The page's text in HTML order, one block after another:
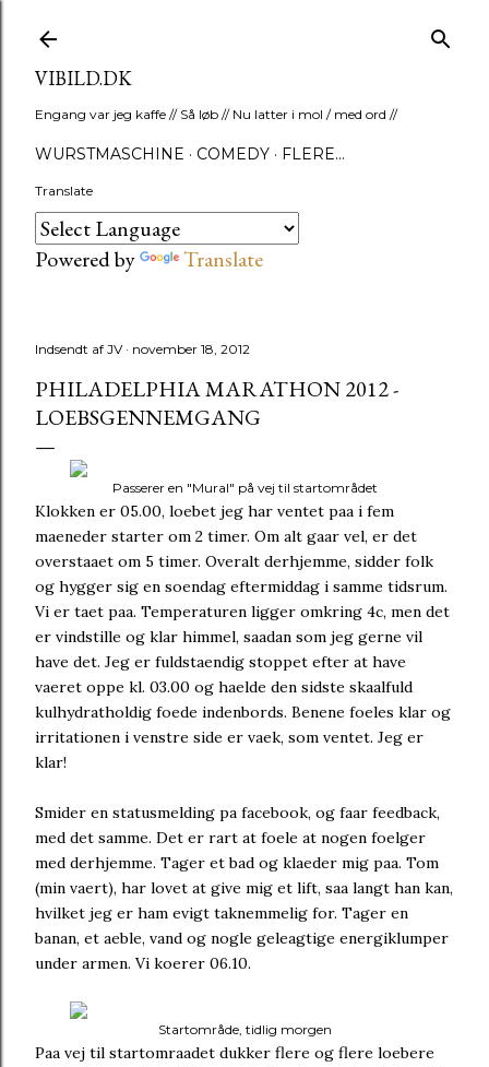
VIBILD.DK
Engang var jeg kaffe // Så løb // Nu latter i mol / med ord //
WURSTMASCHINE COMEDY FLERE…
Translate
Powered by Translate
Indsendt af JV november 18, 2012
PHILADELPHIA MARATHON 2012 -
LOEBSGENNEMGANG
Passerer en "Mural" på vej til startområdet
Klokken er 05.00, loebet jeg har ventet paa i fem
maeneder starter om 2 timer. Om alt gaar vel, er det
overstaaet om 5 timer. Overalt derhjemme, sidder folk
og hygger sig en soendag eftermiddag i samme tidsrum.
Vi er taet paa. Temperaturen ligger omkring 4c, men det
er vindstille og klar himmel, saadan som jeg gerne vil
have det. Jeg er fuldstaendig stoppet efter at have
vaeret oppe kl. 03.00 og haelde den sidste skaalfuld
kulhydratholdig foede indenbords. Benene foeles klar og
irritationen i venstre side er vaek, som ventet. Jeg er
klar!
Smider en statusmelding pa facebook, og faar feedback,
med det samme. Det er rart at foele at nogen foelger
med derhjemme. Tager et bad og klaeder mig paa. Tom
(min vaert), har lovet at give mig et lift, saa langt han kan,
hvilket jeg er ham evigt taknemmelig for. Tager en
banan, et aeble, vand og nogle geleagtige energiklumper
under armen. Vi koerer 06.10.
Startområde, tidlig morgen
Paa vej til startomraadet dukker flere og flere loebere